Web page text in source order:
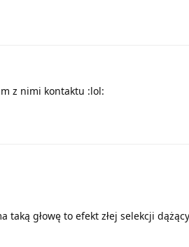
z nimi kontaktu :lol:
głowę to efekt złej selekcji